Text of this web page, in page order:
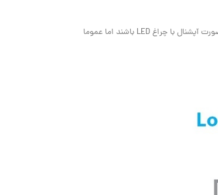
این رله ها مجهز به دکمه تست قفل شونده و نشانگر مکانیکی جذب بوبین جهت سهولت عیب یابی مدارات می باشند. رله های سری 60 نیز میتوانند همانند سایر کدهای دیگر به صورت آپشنال با چراغ LED باشند اما عموما